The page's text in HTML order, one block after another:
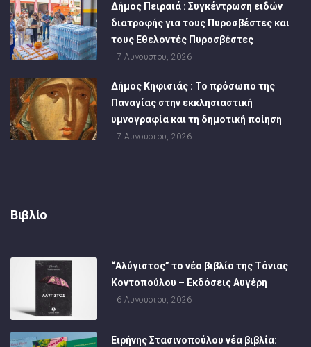
Δήμος Πειραιά : Συγκέντρωση ειδών
διατροφής για τους Πυροσβέστες και
τους Εθελοντές Πυροσβέστες
7 Αυγούστου, 2026
Δήμος Κηφισιάς : Το πρόσωπο της
Παναγίας στην εκκλησιαστική
υμνογραφία και τη δημοτική ποίηση
7 Αυγούστου, 2026
Βιβλίο
“Αλύγιστος” το νέο βιβλίο της Τόνιας
Κοντοπούλου – Εκδόσεις Αυγέρη
6 Αυγούστου, 2026
Ειρήνης Στασινοπούλου νέα βιβλία: